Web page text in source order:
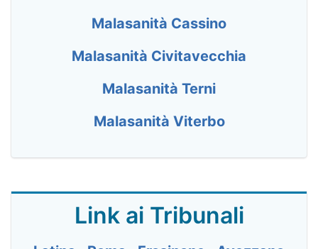
Malasanità Cassino
Malasanità Civitavecchia
Malasanità Terni
Malasanità Viterbo
Link ai Tribunali